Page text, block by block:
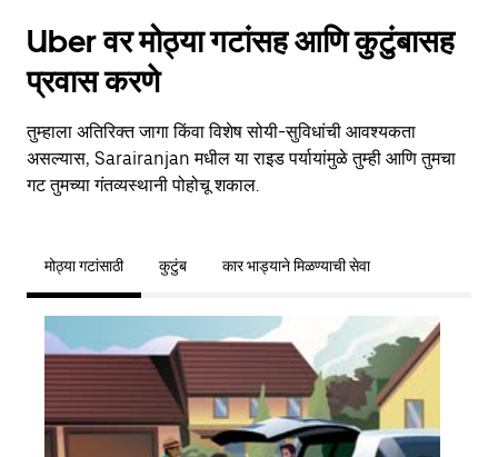
Uber वर मोठ्या गटांसह आणि कुटुंबासह
प्रवास करणे
तुम्हाला अतिरिक्त जागा किंवा विशेष सोयी-सुविधांची आवश्यकता
असल्यास, Sarairanjan मधील या राइड पर्यायांमुळे तुम्ही आणि तुमचा
गट तुमच्या गंतव्यस्थानी पोहोचू शकाल.
मोठ्या गटांसाठी कुटुंब कार भाड्याने मिळण्याची सेवा